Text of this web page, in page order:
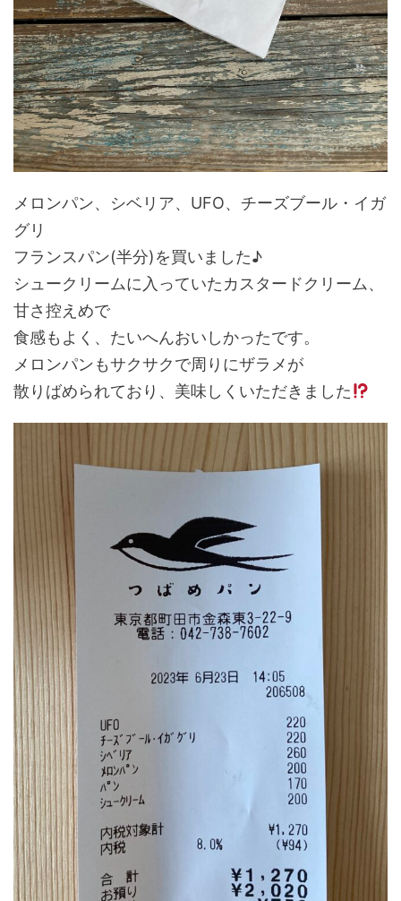
メロンパン、シベリア、UFO、チーズブール・イガ
グリ
フランスパン(半分)を買いました♪
シュークリームに入っていたカスタードクリーム、
甘さ控えめで
食感もよく、たいへんおいしかったです。
メロンパンもサクサクで周りにザラメが
散りばめられており、美味しくいただきました